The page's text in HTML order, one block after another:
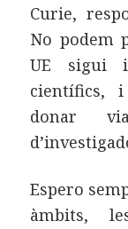
Curie,
No podem
UE sigui
científics,
donar
Espero
àmbits,